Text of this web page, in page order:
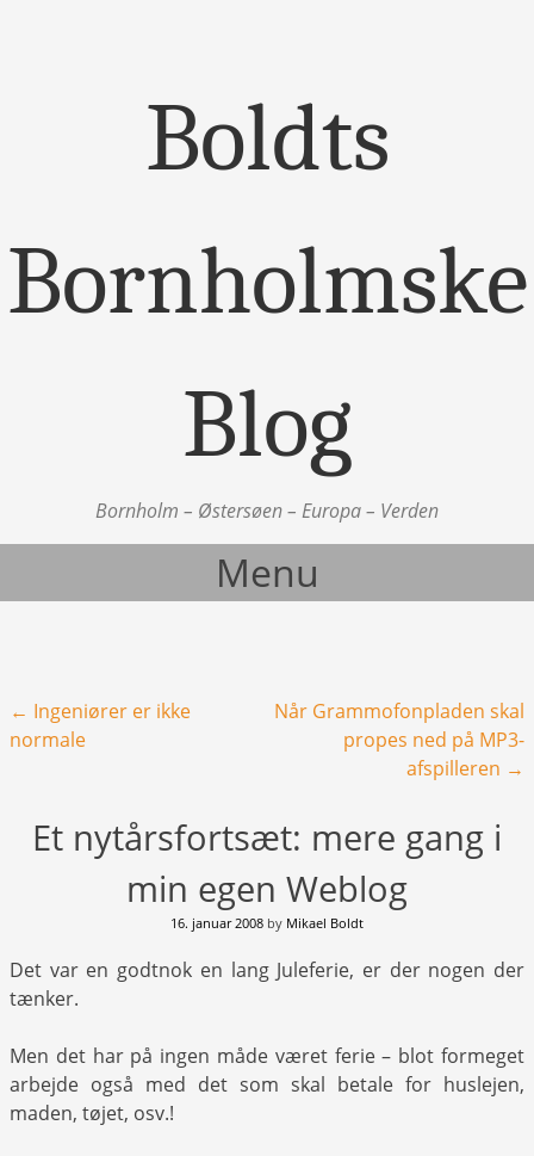
Boldts
Bornholmske
Blog
Bornholm – Østersøen – Europa – Verden
Menu
Post navigation
← Ingeniører er ikke
normale
Når Grammofonpladen skal
propes ned på MP3-
afspilleren →
Et nytårsfortsæt: mere gang i
min egen Weblog
16. januar 2008 by Mikael Boldt
Det var en godtnok en lang Juleferie, er der nogen der
tænker.
Men det har på ingen måde været ferie – blot formeget
arbejde også med det som skal betale for huslejen,
maden, tøjet, osv.!